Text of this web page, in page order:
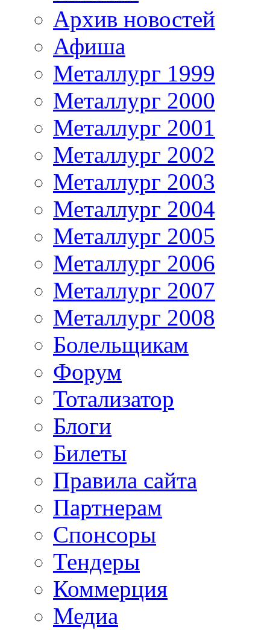
Архив новостей
Афиша
Металлург 1999
Металлург 2000
Металлург 2001
Металлург 2002
Металлург 2003
Металлург 2004
Металлург 2005
Металлург 2006
Металлург 2007
Металлург 2008
Болельщикам
Форум
Тотализатор
Блоги
Билеты
Правила сайта
Партнерам
Спонсоры
Тендеры
Коммерция
Медиа